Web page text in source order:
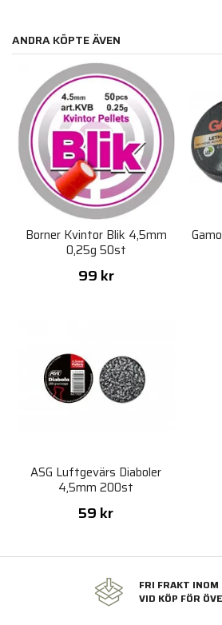
ANDRA KÖPTE ÄVEN
Borner Kvintor Blik 4,5mm
0,25g 50st
99 kr
ASG Luftgevärs Diaboler
4,5mm 200st
59 kr
FRI FRAKT INOM
VID KÖP FÖR